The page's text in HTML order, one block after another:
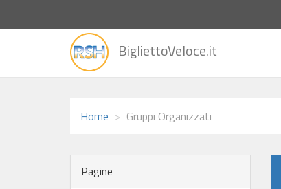
alla
BigliettoVeloce.it
Home Gruppi Organizzati
Pagine